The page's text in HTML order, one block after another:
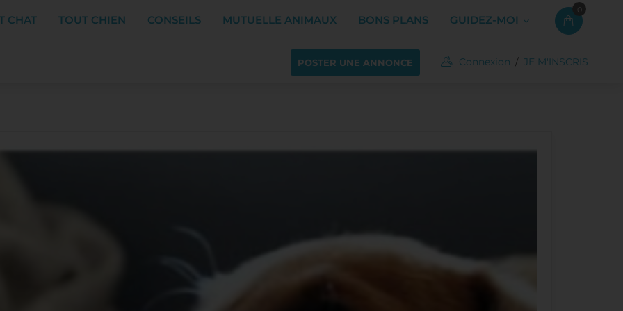
CHAT TOUT CHIEN CONSEILS MUTUELLE ANIMAUX BONS PLANS GUIDEZ-MOI
0
Connexion / JE M'INSCRIS
POSTER UNE ANNONCE